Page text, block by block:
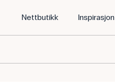
Nettbutikk Inspirasjon